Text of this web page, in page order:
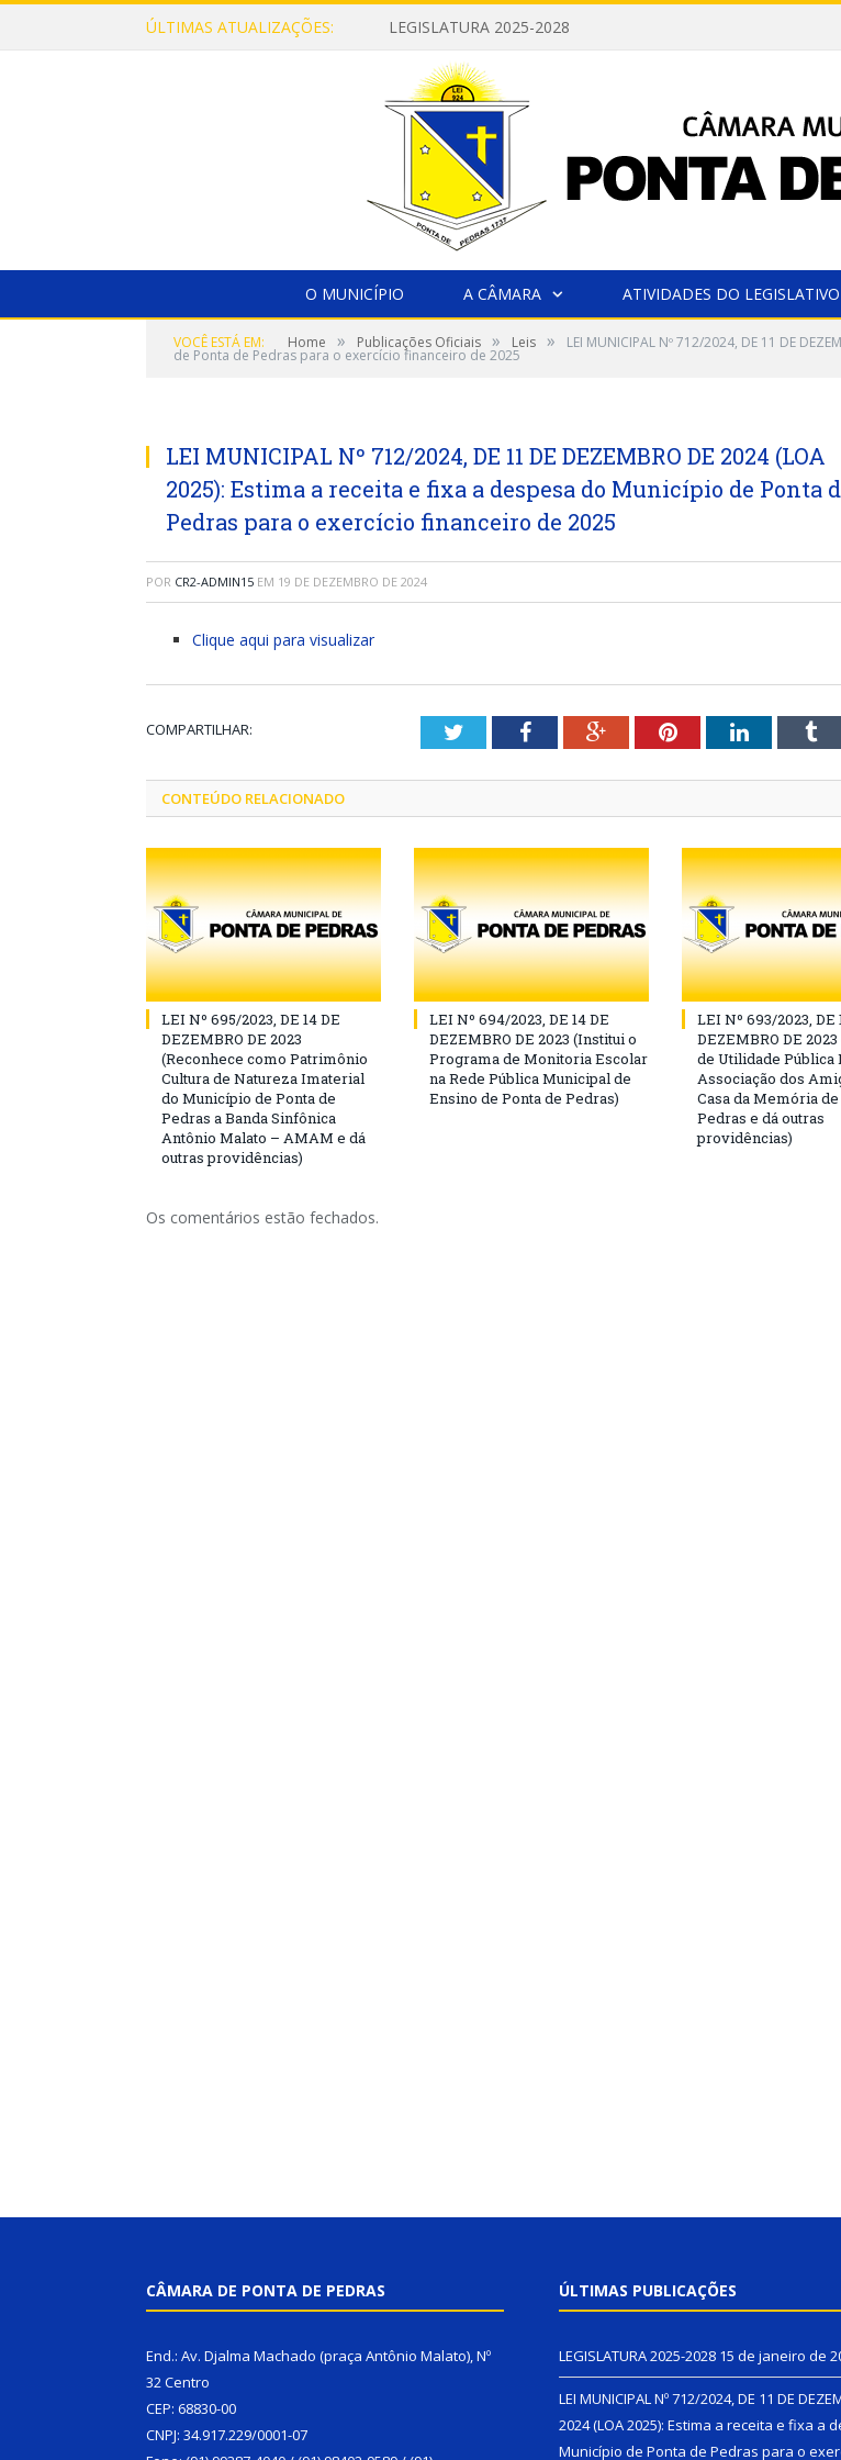
ÚLTIMAS ATUALIZAÇÕES: LEGISLATURA 2025-2028
O MUNICÍPIO A CÂMARA ATIVIDADES DO LEGISLATIVO
VOCÊ ESTÁ EM: Home » Publicações Oficiais » Leis » LEI MUNICIPAL Nº 712/2024, DE 11 DE
de Ponta de Pedras para o exercício financeiro de 2025
LEI MUNICIPAL Nº 712/2024, DE 11 DE DEZEMBRO DE 2024 (LOA
2025): Estima a receita e fixa a despesa do Município de Ponta
Pedras para o exercício financeiro de 2025
POR CR2-ADMIN15 EM 19 DE DEZEMBRO DE 2024
Clique aqui para visualizar
COMPARTILHAR: TwitterFacebookGoogle+PinterestLinkedIn
CONTEÚDO RELACIONADO
LEI Nº 695/2023, DE 14 DE
DEZEMBRO DE 2023
(Reconhece como Patrimônio
Cultura de Natureza Imaterial
do Município de Ponta de
Pedras a Banda Sinfônica
Antônio Malato – AMAM e dá
outras providências)
LEI Nº 694/2023, DE 14 DE
DEZEMBRO DE 2023 (Institui o
Programa de Monitoria Escolar
na Rede Pública Municipal de
Ensino de Ponta de Pedras)
LEI Nº 693/2023, DE
DEZEMBRO DE
de Utilidade Pública
Associação dos
Casa da Memória
Pedras e dá outras
providências)
Os comentários estão fechados.
CÂMARA DE PONTA DE PEDRAS
End.: Av. Djalma Machado (praça Antônio Malato), Nº
32 Centro
CEP: 68830-00
CNPJ: 34.917.229/0001-07
ÚLTIMAS PUBLICAÇÕES
LEGISLATURA 2025-2028 15 de janeiro de
LEI MUNICIPAL Nº 712/2024, DE 11 DE
2024 (LOA 2025): Estima a receita e fixa a
Município de Ponta de Pedras para o